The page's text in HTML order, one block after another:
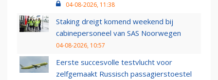
04-08-2026, 11:38
Staking dreigt komend weekend bij
cabinepersoneel van SAS Noorwegen
04-08-2026, 10:57
Eerste succesvolle testvlucht voor
zelfgemaakt Russisch passagierstoestel